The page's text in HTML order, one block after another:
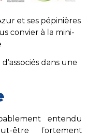
et ses pépinières
convier à la mini-
dans une
entendu
être fortement